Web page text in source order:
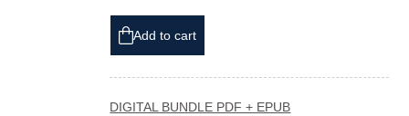
Add to cart
DIGITAL BUNDLE PDF + EPUB